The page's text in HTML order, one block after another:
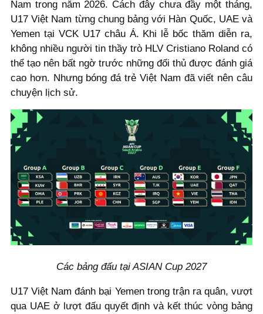
Nam trong năm 2026. Cách đây chưa đầy một tháng,
U17 Việt Nam từng chung bảng với Hàn Quốc, UAE và
Yemen tại VCK U17 châu Á. Khi lễ bốc thăm diễn ra,
không nhiều người tin thầy trò HLV Cristiano Roland có
thể tạo nên bất ngờ trước những đối thủ được đánh giá
cao hơn. Nhưng bóng đá trẻ Việt Nam đã viết nên câu
chuyện lịch sử.
Các bảng đấu tại ASIAN Cup 2027
U17 Việt Nam đánh bại Yemen trong trận ra quân, vượt
qua UAE ở lượt đấu quyết định và kết thúc vòng bảng